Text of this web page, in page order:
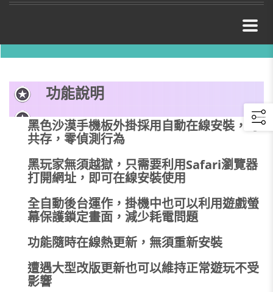
功能說明
黑色沙漠手機板外掛採用自動在線安裝，可
共存，零偵測行為
黑玩家無須越獄，只需要利用Safari瀏覽器
打開網址，即可在線安裝使用
全自動後台運作，掛機中也可以利用遊戲螢
幕保護鎖定畫面，減少耗電問題
功能隨時在線熱更新，無須重新安裝
遭遇大型改版更新也可以維持正常遊玩不受
影響